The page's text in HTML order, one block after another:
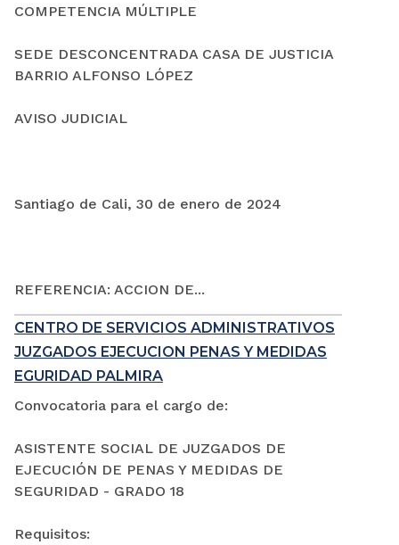
COMPETENCIA MÚLTIPLE
SEDE DESCONCENTRADA CASA DE JUSTICIA
BARRIO ALFONSO LÓPEZ
AVISO JUDICIAL
Santiago de Cali, 30 de enero de 2024
REFERENCIA: ACCION DE...
CENTRO DE SERVICIOS ADMINISTRATIVOS
JUZGADOS EJECUCION PENAS Y MEDIDAS
EGURIDAD PALMIRA
Convocatoria para el cargo de:
ASISTENTE SOCIAL DE JUZGADOS DE
EJECUCIÓN DE PENAS Y MEDIDAS DE
SEGURIDAD - GRADO 18
Requisitos: